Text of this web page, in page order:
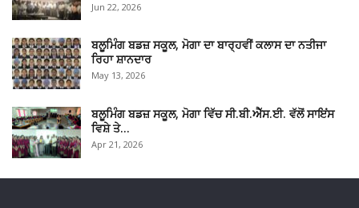
Jun 22, 2026
ਬਲੂਮਿੰਗ ਬਡਜ਼ ਸਕੂਲ, ਮੋਗਾ ਦਾ ਬਾਰ੍ਹਵੀਂ ਕਲਾਸ ਦਾ ਨਤੀਜਾ
ਰਿਹਾ ਸ਼ਾਨਦਾਰ
May 13, 2026
ਬਲੂਮਿੰਗ ਬਡਜ਼ ਸਕੂਲ, ਮੋਗਾ ਵਿੱਚ ਸੀ.ਬੀ.ਐੱਸ.ਈ. ਵੱਲੋਂ ਸਾਇਂਸ
ਵਿਸ਼ੇ ਤੇ…
Apr 21, 2026